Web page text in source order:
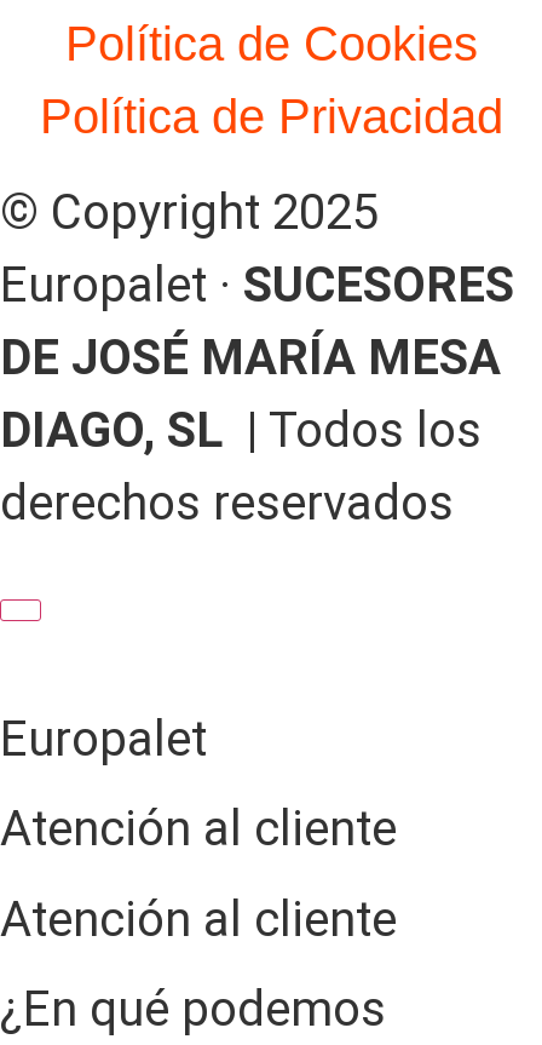
Política de Cookies
Política de Privacidad
© Copyright 2025
Europalet · SUCESORES
DE JOSÉ MARÍA MESA
DIAGO, SL | Todos los
derechos reservados
Europalet
Atención al cliente
Atención al cliente
¿En qué podemos